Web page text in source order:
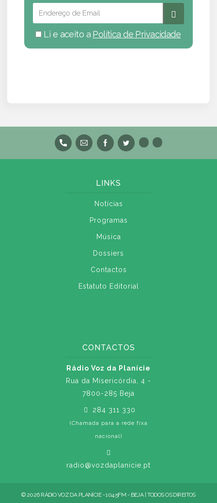
Li e aceito a Política de Privacidade
LINKS
Notícias
Programas
Música
Dossiers
Contactos
Estatuto Editorial
CONTACTOS
Rádio Voz da Planície
Rua da Misericórdia, 4 -
7800-285 Beja
284 311 330
(Chamada para a rede fixa
nacional)
radio@vozdaplanicie.pt
© 2026 RÁDIO VOZ DA PLANÍCIE - 104.5FM - BEJA | TODOS OS DIREITOS